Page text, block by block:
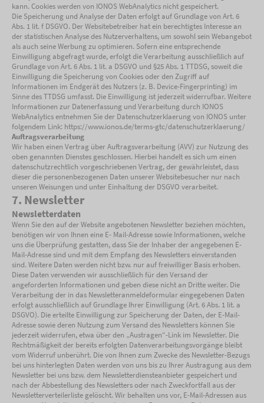
kann. Cookies werden von IONOS WebAnalytics nicht gespeichert.
Die Speicherung und Analyse der Daten erfolgt auf Grundlage von Art. 6
Abs. 1 lit. f DSGVO. Der Websitebetreiber hat ein berechtigtes Interesse an
der statistischen Analyse des Nutzerverhaltens, um sowohl sein Webangebot
als auch seine Werbung zu optimieren. Sofern eine entsprechende
Einwilligung abgefragt wurde, erfolgt die Verarbeitung ausschließlich auf
Grundlage von Art. 6 Abs. 1 lit. a DSGVO und §25 Abs. 1 TTDSG, soweit die
Einwilligung die Speicherung von Cookies oder den Zugriff auf
Informationen im Endgerät des Nutzers (z. B. Device-Fingerprinting) im
Sinne des TTDSG umfasst. Die Einwilligung ist jederzeit widerrufbar. Weitere
Informationen zur Datenerfassung und Verarbeitung durch IONOS
WebAnalytics entnehmen Sie der Datenschutzerklaerung von IONOS unter
folgendem Link: https://www.ionos.de/terms-gtc/datenschutzerklaerung/
Auftragsverarbeitung
Wir haben einen Vertrag über Auftragsverarbeitung (AVV) zur Nutzung des
oben genannten Dienstes geschlossen. Hierbei handelt es sich um einen
datenschutzrechtlich vorgeschriebenen Vertrag, der gewährleistet, dass
dieser die personenbezogenen Daten unserer Websitebesucher nur nach
unseren Weisungen und unter Einhaltung der DSGVO verarbeitet.
7. Newsletter
Newsletterdaten
Wenn Sie den auf der Website angebotenen Newsletter beziehen möchten,
benötigen wir von Ihnen eine E- Mail-Adresse sowie Informationen, welche
uns die Überprüfung gestatten, dass Sie der Inhaber der angegebenen E-
Mail-Adresse sind und mit dem Empfang des Newsletters einverstanden
sind. Weitere Daten werden nicht bzw. nur auf freiwilliger Basis erhoben.
Diese Daten verwenden wir ausschließlich für den Versand der
angeforderten Informationen und geben diese nicht an Dritte weiter. Die
Verarbeitung der in das Newsletteranmeldeformular eingegebenen Daten
erfolgt ausschließlich auf Grundlage Ihrer Einwilligung (Art. 6 Abs. 1 lit. a
DSGVO). Die erteilte Einwilligung zur Speicherung der Daten, der E-Mail-
Adresse sowie deren Nutzung zum Versand des Newsletters können Sie
jederzeit widerrufen, etwa über den „Austragen“-Link im Newsletter. Die
Rechtmäßigkeit der bereits erfolgten Datenverarbeitungsvorgänge bleibt
vom Widerruf unberührt. Die von Ihnen zum Zwecke des Newsletter-Bezugs
bei uns hinterlegten Daten werden von uns bis zu Ihrer Austragung aus dem
Newsletter bei uns bzw. dem Newsletterdiensteanbieter gespeichert und
nach der Abbestellung des Newsletters oder nach Zweckfortfall aus der
Newsletterverteilerliste gelöscht. Wir behalten uns vor, E-Mail-Adressen aus